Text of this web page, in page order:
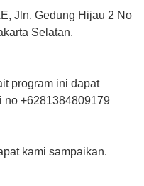
Jln. Gedung Hijau 2 No
Selatan.
program ini dapat
no +6281384809179
kami sampaikan.